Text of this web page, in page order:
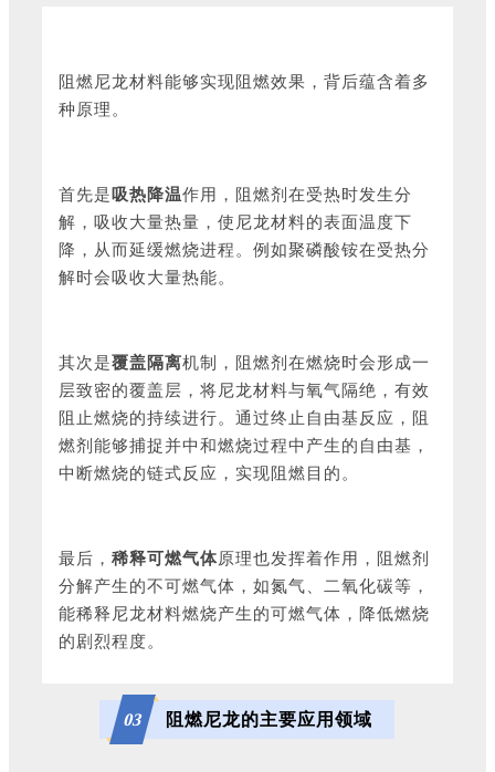
阻燃尼龙材料能够实现阻燃效果，背后蕴含着多
种原理。
首先是 吸热降温作用，阻燃剂在受热时发生分
解，吸收大量热量，使尼龙材料的表面温度下
降，从而延缓燃烧进程。例如聚磷酸铵在受热分
解时会吸收大量热能。
其次是覆盖隔离机制，阻燃剂在燃烧时会形成一
层致密的覆盖层，将尼龙材料与氧气隔绝，有效
阻止燃烧的持续进行。通过终止自由基反应，阻
燃剂能够捕捉并中和燃烧过程中产生的自由基，
中断燃烧的链式反应，实现阻燃目的。
最后，稀释可燃气体原理也发挥着作用，阻燃剂
分解产生的不可燃气体，如氮气、二氧化碳等，
能稀释尼龙材料燃烧产生的可燃气体，降低燃烧
的剧烈程度。
03 阻燃尼龙的主要应用领域